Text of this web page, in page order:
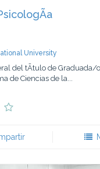
University
del tÃ­tulo de Graduada/
de Ciencias de la...